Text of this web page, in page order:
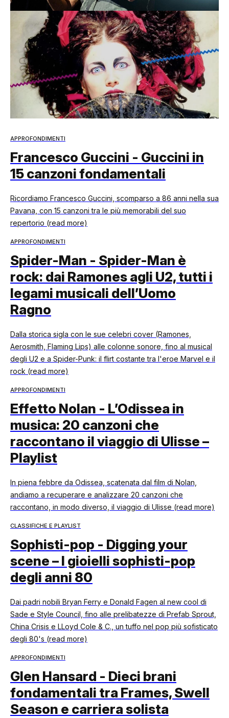
APPROFONDIMENTI
Francesco Guccini - Guccini in
15 canzoni fondamentali
Ricordiamo Francesco Guccini, scomparso a 86 anni nella sua
Pavana, con 15 canzoni tra le più memorabili del suo
repertorio (read more)
APPROFONDIMENTI
Spider-Man - Spider-Man è
rock: dai Ramones agli U2, tutti i
legami musicali dell’Uomo
Ragno
Dalla storica sigla con le sue celebri cover (Ramones,
Aerosmith, Flaming Lips) alle colonne sonore, fino al musical
degli U2 e a Spider-Punk: il flirt costante tra l'eroe Marvel e il
rock (read more)
APPROFONDIMENTI
Effetto Nolan - L’Odissea in
musica: 20 canzoni che
raccontano il viaggio di Ulisse –
Playlist
In piena febbre da Odissea, scatenata dal film di Nolan,
andiamo a recuperare e analizzare 20 canzoni che
raccontano, in modo diverso, il viaggio di Ulisse (read more)
CLASSIFICHE E PLAYLIST
Sophisti-pop - Digging your
scene – I gioielli sophisti-pop
degli anni 80
Dai padri nobili Bryan Ferry e Donald Fagen al new cool di
Sade e Style Council, fino alle prelibatezze di Prefab Sprout,
China Crisis e LLoyd Cole & C., un tuffo nel pop più sofisticato
degli 80's (read more)
APPROFONDIMENTI
Glen Hansard - Dieci brani
fondamentali tra Frames, Swell
Season e carriera solista